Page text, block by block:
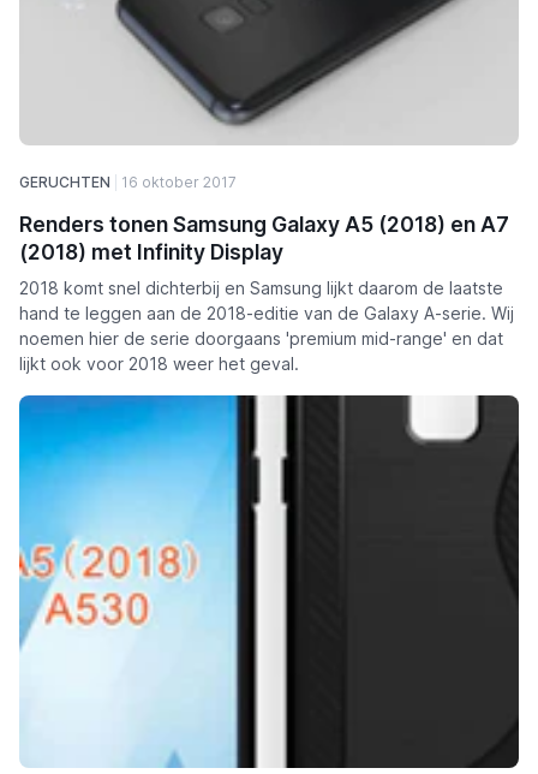
GERUCHTEN 16 oktober 2017
Renders tonen Samsung Galaxy A5 (2018) en A7
(2018) met Infinity Display
2018 komt snel dichterbij en Samsung lijkt daarom de laatste
hand te leggen aan de 2018-editie van de Galaxy A-serie. Wij
noemen hier de serie doorgaans 'premium mid-range' en dat
lijkt ook voor 2018 weer het geval.